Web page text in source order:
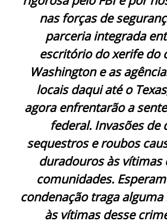
nas forças de
parceria integrada
escritório do xerife do
Washington e as
locais daqui até o
agora enfrentarão a
federal. Invasões de
sequestros e roubos
duradouros às vítimas
comunidades.
condenação traga
às vítimas desse